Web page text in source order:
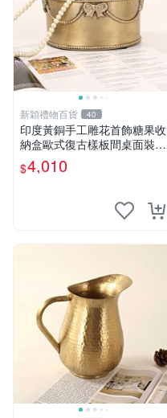
新穎禮物百貨 40
印度黃銅手工雕花首飾糖果收
納盒歐式復古樣板間桌面裝飾
擺件
$4,010